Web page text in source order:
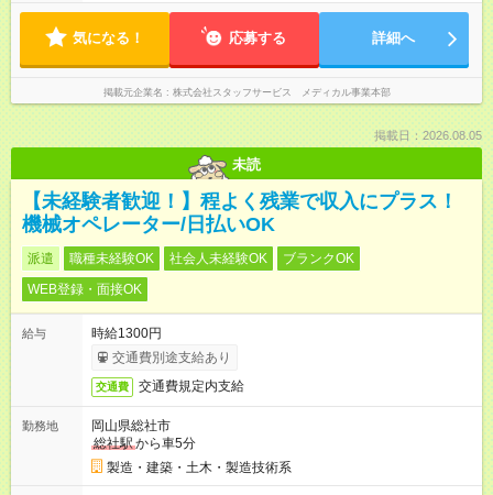
気になる！ 応募する 詳細へ
掲載元企業名 株式会社スタッフサービス メディカル事業本部
掲載日：2026.08.05
未読
【未経験者歓迎！】程よく残業で収入にプラス！
機械オペレーター/日払いOK
派遣 職種未経験OK 社会人未経験OK
ブランクOK
WEB登録・面接OK
給与
時給1300円
交通費別途支給あり
交通費 交通費規定内支給
勤務地
岡山県総社市
総社駅から車5分
製造・建築・土木・製造技術系